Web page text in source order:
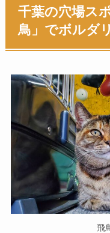
千葉の穴場ス
鳥」でボルダ
飛